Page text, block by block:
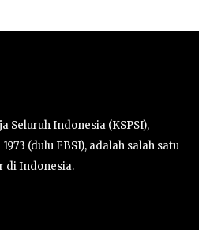
Seluruh Indonesia (KSPSI),
(dulu FBSI), adalah salah satu
di Indonesia.